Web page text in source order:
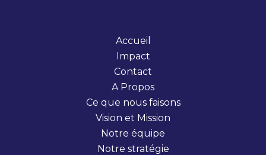
Accueil
Impact
Contact
A Propos
Ce que nous faisons
Vision et Mission
Notre équipe
Notre stratégie